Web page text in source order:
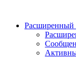
Расширенный